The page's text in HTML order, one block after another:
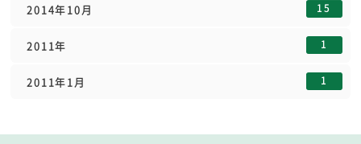
2014年10月 15
2011年 1
2011年1月 1